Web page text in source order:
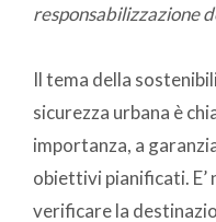
responsabilizzazione
Il tema della
sicurezza urbana è
importanza, a
obiettivi pianificati.
verificare la